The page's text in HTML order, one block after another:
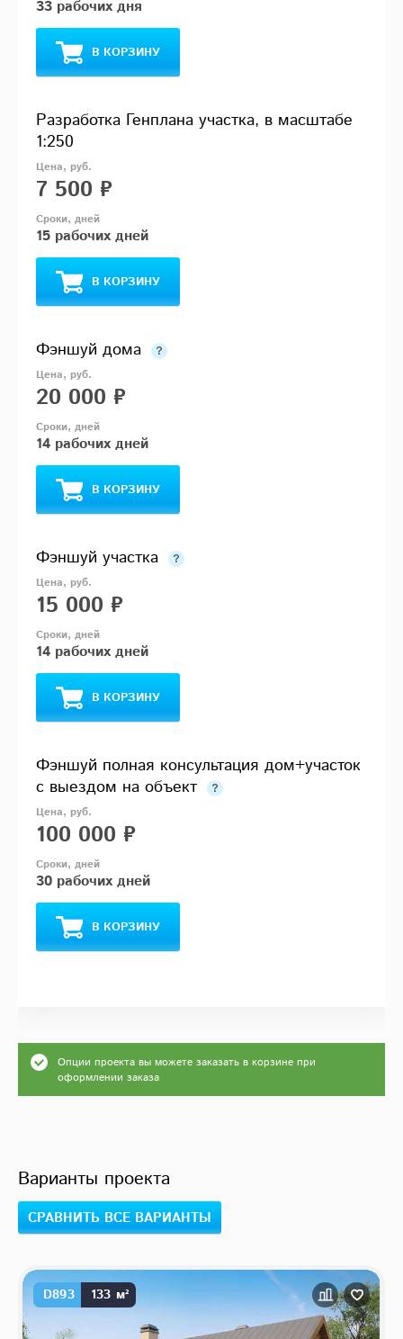
33 рабочих дня
В КОРЗИНУ
Разработка Генплана участка, в масштабе
1:250
7 500 ₽
15 рабочих дней
В КОРЗИНУ
Фэншуй дома
20 000 ₽
14 рабочих дней
В КОРЗИНУ
Фэншуй участка
15 000 ₽
14 рабочих дней
В КОРЗИНУ
Фэншуй полная консультация дом+участок
с выездом на объект
100 000 ₽
30 рабочих дней
В КОРЗИНУ
Опции проекта вы можете заказать в корзине при
оформлении заказа
Варианты проекта
СРАВНИТЬ ВСЕ ВАРИАНТЫ
D893 133 м²